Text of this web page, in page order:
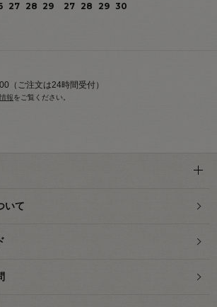
27 28 29
27 28 29 30
（ご注文は24時間受付）
報をご覧ください。
いて